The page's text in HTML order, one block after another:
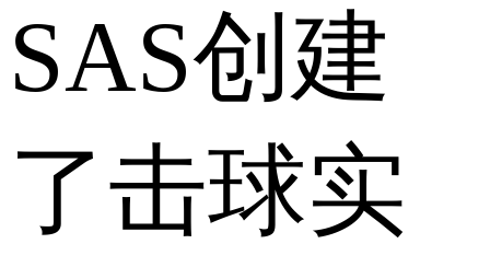
SAS创建
了击球实